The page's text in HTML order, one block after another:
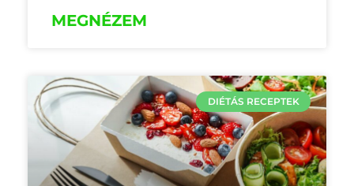
MEGNÉZEM
DIÉTÁS RECEPTEK